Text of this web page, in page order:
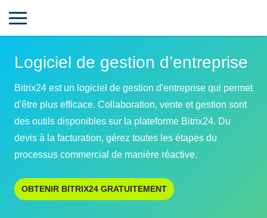
Logiciel de gestion d’entreprise
Bitrix24 est un logiciel de gestion d'entreprise qui permet
d'être plus efficace. Collaboration, vente et gestion sont
des outils disponibles sur la plateforme Bitrix24. Du
devis à la facturation, gérez toutes les étapes du
processus commercial de manière réactive.
OBTENIR BITRIX24 GRATUITEMENT